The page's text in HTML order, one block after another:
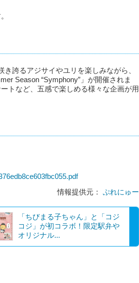
誇るアジサイやユリを楽しみながら、
Season “Symphony”」が開催されま
トなど、五感で楽しめる様々な企画が用
情報提供元： ぷれにゅー
「ちびまる子ちゃん」と「コジ
コジ」が初コラボ！限定駅弁や
オリジナル...